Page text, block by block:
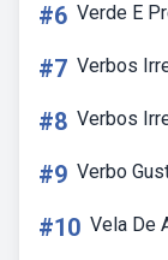
#6 Verde E
#7 Verbos
#8 Verbos
#9 Verbo
#10 Vela De